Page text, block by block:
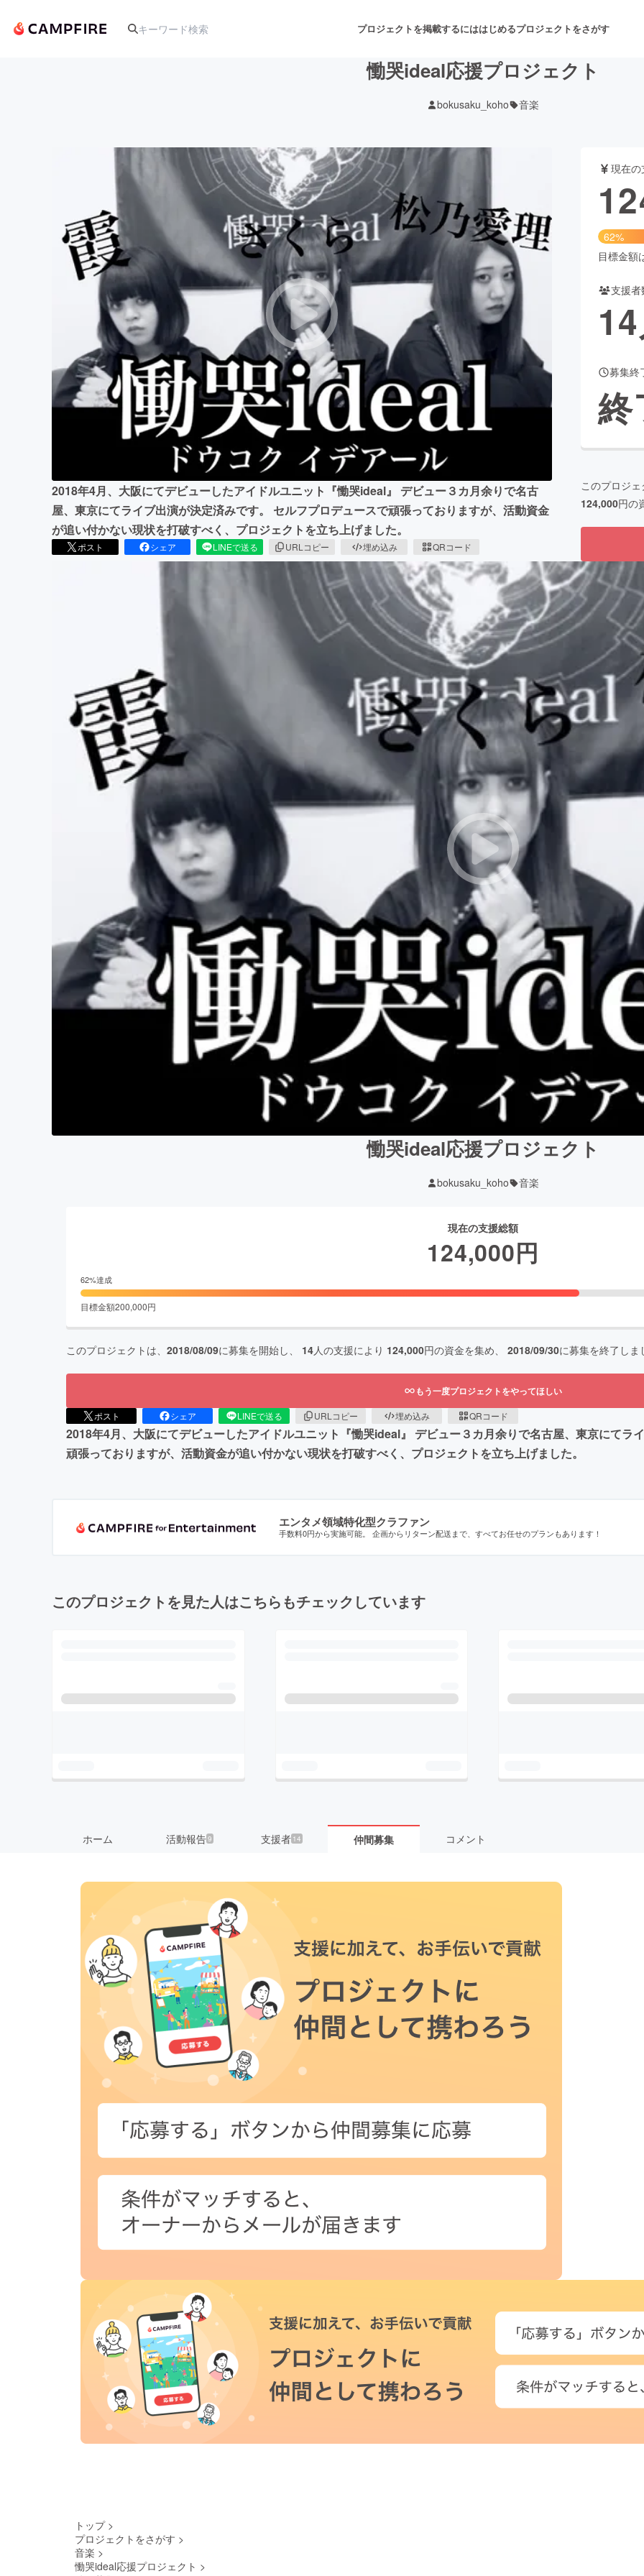
プロジェクトを掲載するにははじめるプロジェクトをさがす
アート・写真 音楽 舞台・パフォーマンス
テクノロジー・ガジェット ゲーム・サービス開発 フード・飲食店
映像・映画 書籍・雑誌出版 アニメ・漫画
ビジネス・起業 チャレンジ ビューティー・ヘルスケ
まちづくり・地域活性化
CAMPFIRE for Social Good CAMPFIRE Creation
CAMPFIREふるさと納税
コミュニティ
慟哭ideal応援プロジェクト
bokusaku_koho 音楽
2018年4月、大阪にてデビューしたアイドルユニット『慟哭ideal』 デビュー３カ月余りで名古
屋、東京にてライブ出演が決定済みです。 セルフプロデュースで頑張っておりますが、活動資金
が追い付かない現状を打破すべく、プロジェクトを立ち上げました。
ポスト シェア LINEで送る URLコピー 埋め込み QRコード
現在
62%
目標金額
支援者
14
募集終
終
このプロジ
124,000円の
慟哭ideal応援プロジェクト
bokusaku_koho 音楽
現在の支援総額
124,000円
62%達成
目標金額200,000円
このプロジェクトは、 2018/08/09に募集を開始し、 14人の支援により 124,000円の資金を集め、 2018/09/30に募集を終了しま
もう一度プロジェクトをやってほしい
ポスト シェア LINEで送る URLコピー 埋め込み QRコード
2018年4月、大阪にてデビューしたアイドルユニット『慟哭ideal』 デビュー３カ月余りで名古屋、東京にてラ
頑張っておりますが、活動資金が追い付かない現状を打破すべく、プロジェクトを立ち上げました。
エンタメ領域特化型クラファン
手数料0円から実施可能。 企画からリターン配送まで、すべてお任せのプランもあります！
このプロジェクトを見た人はこちらもチェックしています
ホーム 活動報告9 支援者 14 仲間募集 コメント
トップ >
プロジェクトをさがす >
音楽 >
慟哭ideal応援プロジェクト >